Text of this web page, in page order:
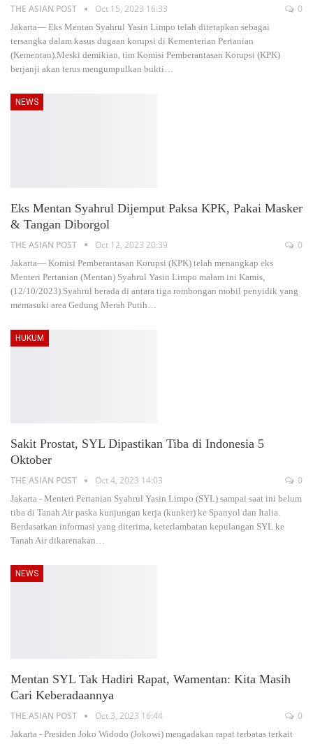
THE ASIAN POST Oct 15, 2023 16:33 0
Jakarta— Eks Mentan Syahrul Yasin Limpo telah ditetapkan sebagai
tersangka dalam kasus dugaan korupsi di Kementerian Pertanian
(Kementan).Meski demikian, tim Komisi Pemberantasan Korupsi (KPK)
berjanji akan terus mengumpulkan bukti…
NEWS
Eks Mentan Syahrul Dijemput Paksa KPK, Pakai Masker
& Tangan Diborgol
THE ASIAN POST Oct 12, 2023 20:39 0
Jakarta— Komisi Pemberantasan Korupsi (KPK) telah menangkap eks
Menteri Pertanian (Mentan) Syahrul Yasin Limpo malam ini Kamis,
(12/10/2023).Syahrul berada di antara tiga rombongan mobil penyidik yang
memasuki area Gedung Merah Putih
HUKUM
Sakit Prostat, SYL Dipastikan Tiba di Indonesia 5
Oktober
THE ASIAN POST Oct 4, 2023 14:03 0
Jakarta - Menteri Pertanian Syahrul Yasin Limpo (SYL) sampai saat ini belum
tiba di Tanah Air paska kunjungan kerja (kunker) ke Spanyol dan Italia.
Berdasarkan informasi yang diterima, keterlambatan kepulangan SYL ke
Tanah Air dikarenakan
NEWS
Mentan SYL Tak Hadiri Rapat, Wamentan: Kita Masih
Cari Keberadaannya
THE ASIAN POST Oct 3, 2023 16:44 0
Jakarta - Presiden Joko Widodo (Jokowi) mengadakan rapat terbatas terkait